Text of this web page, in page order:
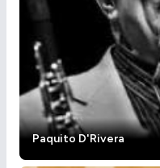
Paquito D'Rivera